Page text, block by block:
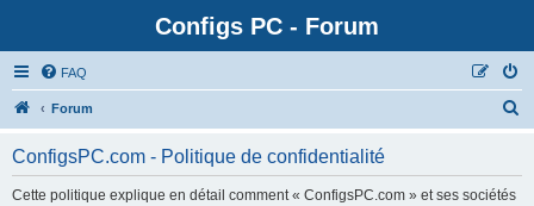
Configs PC - Forum
FAQ
Forum
ConfigsPC.com - Politique de confidentialité
Cette politique explique en détail comment « ConfigsPC.com » et ses sociétés